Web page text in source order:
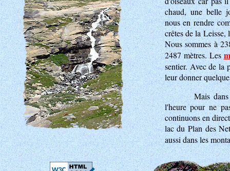
chaud, une belle
nous en rendre
crêtes de la Leisse,
Nous sommes à
2487 mètres. Les
sentier. Avec de la
leur donner
Mais
l'heure pour ne
continuons en
lac du Plan des
aussi dans les